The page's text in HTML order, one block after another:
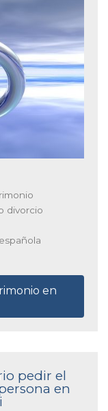
divorcio
en
pedir el
en